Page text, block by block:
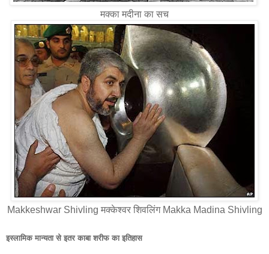
मक्का मदीना का सच
Makkeshwar Shivling मक्केश्वर शिवलिंग Makka Madina Shivling
इस्लामिक मान्यता से इतर काबा शरीफ का इतिहास